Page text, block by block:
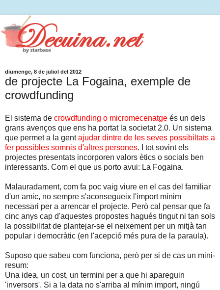
diumenge, 8 de juliol del 2012
de projecte La Fogaina, exemple de
crowdfunding
El sistema de crowdfunding o micromecenatge és un dels
grans avenços que ens ha portat la societat 2.0. Un sistema
que permet a la gentajudar dintre de les seves possibiltats a
fer possibles somnis d'altres persones. I tot sovint els
projectes presentats incorporen valors ètics o socials ben
interessants. Com el que us porto avui: La Fogaina.
Malauradament, com fa poc vaig viure en el cas del familiar
d'un amic, no sempre s'aconsegueix l'import mínim
necessari per a arrencar el projecte. Però cal pensar que fa
cinc anys cap d'aquestes propostes hagués tingut ni tan sols
la possibilitat de plantejar-se el neixement per un mitjà tan
popular i democràtic (en l'acepció més pura de la paraula).
Suposo que sabeu com funciona, però per si de cas un mini-
resum:
Una idea, un cost, un termini per a que hi apareguin
'inversors'. Si a la data no s'arriba al mínim import, ningú